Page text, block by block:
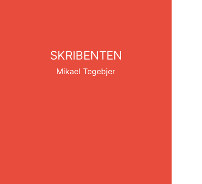
SKRIBENTEN
Mikael Tegebjer